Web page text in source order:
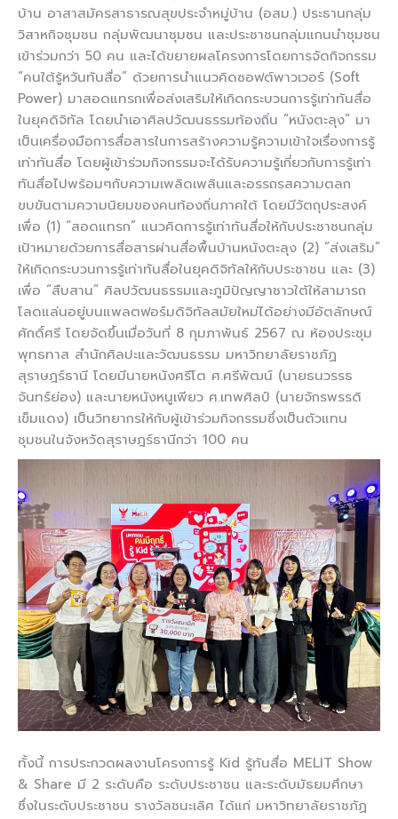
บ้าน อาสาสมัครสาธารณสุขประจำหมู่บ้าน (อสม.) ประธานกลุ่ม
วิสาหกิจชุมชน กลุ่มพัฒนาชุมชน และประชาชนกลุ่มแกนนำชุมชน
เข้าร่วมกว่า 50 คน และได้ขยายผลโครงการโดยการจัดกิจกรรม
“คนใต้รู้หวันทันสื่อ” ด้วยการนำแนวคิดซอฟต์พาวเวอร์ (Soft
Power) มาสอดแทรกเพื่อส่งเสริมให้เกิดกระบวนการรู้เท่าทันสื่อ
ในยุคดิจิทัล โดยนำเอาศิลปวัฒนธรรมท้องถิ่น “หนังตะลุง” มา
เป็นเครื่องมือการสื่อสารในการสร้างความรู้ความเข้าใจเรื่องการรู้
เท่าทันสื่อ โดยผู้เข้าร่วมกิจกรรมจะได้รับความรู้เกี่ยวกับการรู้เท่า
ทันสื่อไปพร้อมๆกับความเพลิดเพลินและอรรถรสความตลก
ขบขันตามความนิยมของคนท้องถิ่นภาคใต้ โดยมีวัตถุประสงค์
เพื่อ (1) “สอดแทรก” แนวคิดการรู้เท่าทันสื่อให้กับประชาชนกลุ่ม
เป้าหมายด้วยการสื่อสารผ่านสื่อพื้นบ้านหนังตะลุง (2) “ส่งเสริม”
ให้เกิดกระบวนการรู้เท่าทันสื่อในยุคดิจิทัลให้กับประชาชน และ (3)
เพื่อ “สืบสาน” ศิลปวัฒนธรรมและภูมิปัญญาชาวใต้ให้สามารถ
โลดแล่นอยู่บนแพลตฟอร์มดิจิทัลสมัยใหม่ได้อย่างมีอัตลักษณ์
ศักดิ์ศรี โดยจัดขึ้นเมื่อวันที่ 8 กุมภาพันธ์ 2567 ณ ห้องประชุม
พุทธทาส สำนักศิลปะและวัฒนธรรม มหาวิทยาลัยราชภัฏ
สุราษฎร์ธานี โดยมีนายหนังศรีโต ศ.ศรีพัฒน์ (นายธนวรรธ
จันทร์ย่อง) และนายหนังหนูเพียว ศ.เทพศิลป์ (นายจักรพรรดิ
เข็มแดง) เป็นวิทยากรให้กับผู้เข้าร่วมกิจกรรมซึ่งเป็นตัวแทน
ชุมชนในจังหวัดสุราษฎร์ธานีกว่า 100 คน
ทั้งนี้ การประกวดผลงานโครงการรู้ Kid รู้ทันสื่อ MELIT Show
& Share มี 2 ระดับคือ ระดับประชาชน และระดับมัธยมศึกษา
ซึ่งในระดับประชาชน รางวัลชนะเลิศ ได้แก่ มหาวิทยาลัยราชภัฏ